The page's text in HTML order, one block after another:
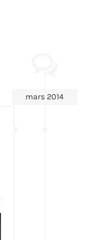
mars 2014